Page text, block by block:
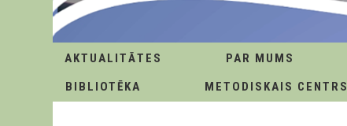
AKTUALITĀTES PAR MUMS
BIBLIOTĒKA
METODISKAIS CENTRS